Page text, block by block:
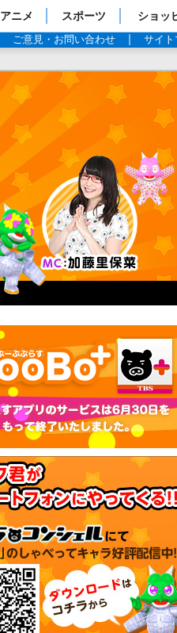
アニメ スポーツ ショッ
ご意見・お問い合わせ サイ